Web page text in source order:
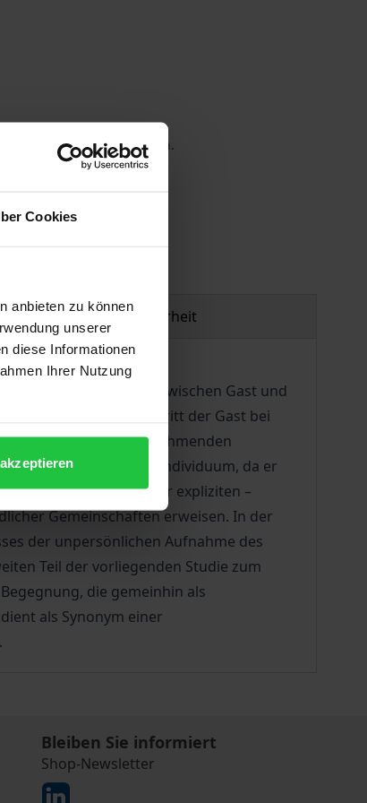
Cookies
anbieten zu können
unserer
diese Informationen
Ihrer Nutzung
an der Kasse variieren.
Produktsicherheit
von der Begegnung zwischen Gast und
Im 19. Jahrhundert tritt der Gast bei
Teil der ihn aufnehmenden
als auch das Individuum, da er
– mehr oder weniger expliziten –
Gemeinschaften erweisen. In der
der unpersönlichen Aufnahme des
Teil der vorliegenden Studie zum
die gemeinhin als
als Synonym einer
Bleiben Sie informiert
Shop-Newsletter